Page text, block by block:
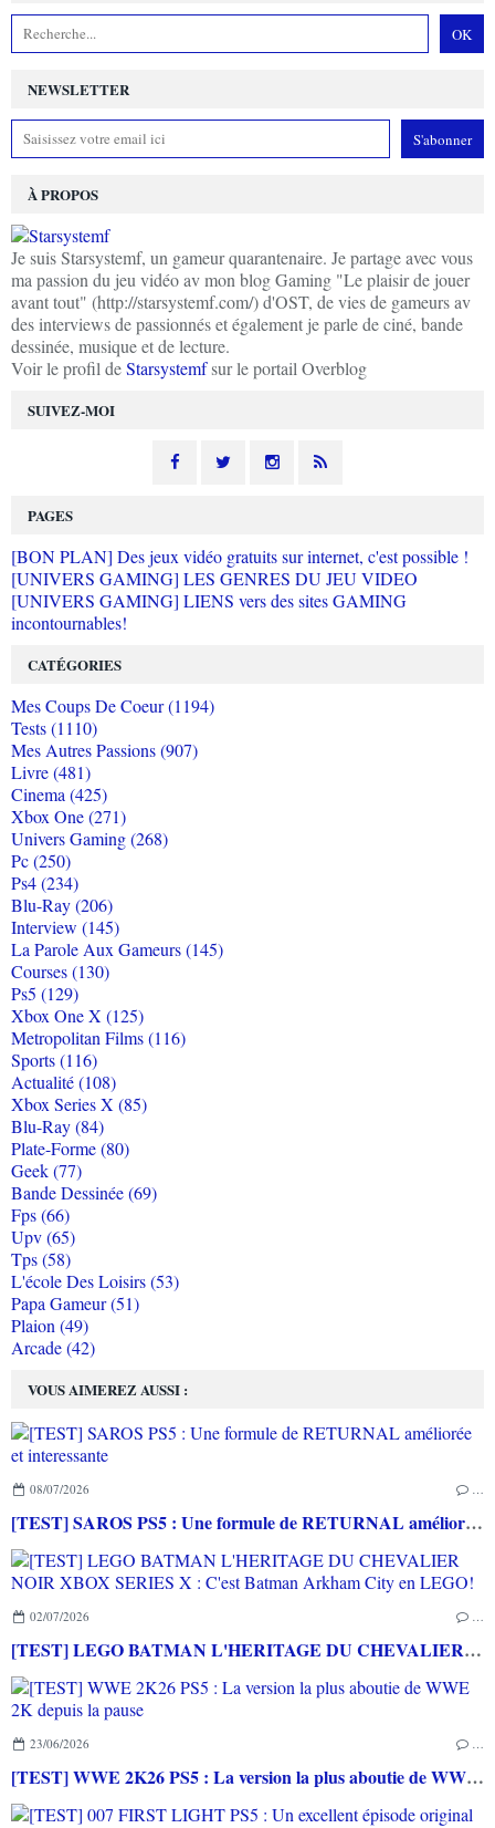
NEWSLETTER
SUIVEZ-MOI
À PROPOS
Je suis Starsystemf, un gameur quarantenaire. Je partage avec vous
ma passion du jeu vidéo av mon blog Gaming "Le plaisir de jouer
avant tout" (http://starsystemf.com/) d'OST, de vies de gameurs av
des interviews de passionnés et également je parle de ciné, bande
dessinée, musique et de lecture.
Voir le profil deStarsystemfsur le portail Overblog
VOUS AIMEREZ AUSSI :
08/07/2026 …
[TEST] SAROS PS5 : Une formule de RETURNAL améliorée et interessante
02/07/2026 …
[TEST] LEGO BATMAN L'HERITAGE DU CHEVALIER NOIR XBOX SERIES X : C'est Batman Arkham City en LEGO!
23/06/2026 …
[TEST] WWE 2K26 PS5 : La version la plus aboutie de WWE 2K depuis la pause
PAGES
[BON PLAN] Des jeux vidéo gratuits sur internet, c'est possible !
[UNIVERS GAMING] LES GENRES DU JEU VIDEO
[UNIVERS GAMING] LIENS vers des sites GAMING
incontournables!
CATÉGORIES
Mes Coups De Coeur (1194)
Tests (1110)
Mes Autres Passions (907)
Livre (481)
Cinema (425)
Xbox One (271)
Univers Gaming (268)
Pc (250)
Ps4 (234)
Blu-Ray (206)
Interview (145)
La Parole Aux Gameurs (145)
Courses (130)
Ps5 (129)
Xbox One X (125)
Metropolitan Films (116)
Sports (116)
Actualité (108)
Xbox Series X (85)
Blu-Ray (84)
Plate-Forme (80)
Geek (77)
Bande Dessinée (69)
Fps (66)
Upv (65)
Tps (58)
L'école Des Loisirs (53)
Papa Gameur (51)
Plaion (49)
Arcade (42)